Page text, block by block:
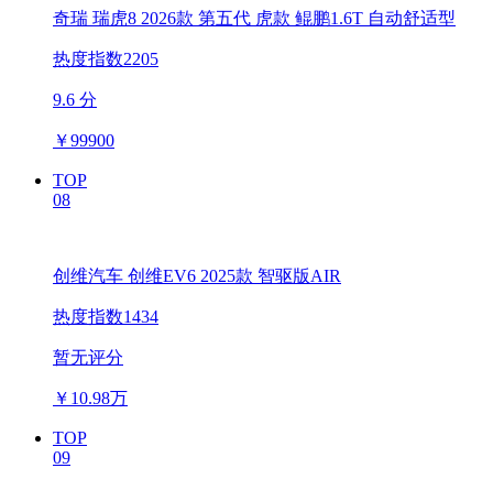
奇瑞 瑞虎8 2026款 第五代 虎款 鲲鹏1.6T 自动舒适型
热度指数2205
9.6 分
￥99900
TOP
08
创维汽车 创维EV6 2025款 智驱版AIR
热度指数1434
暂无评分
￥ 10.98万
TOP
09